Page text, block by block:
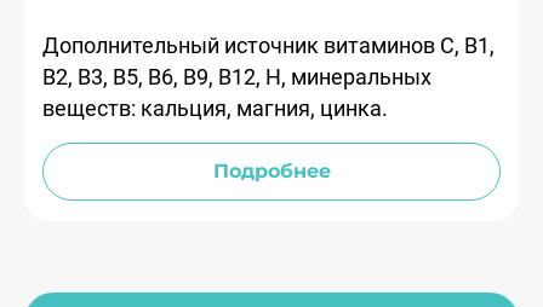
Дополнительный источник витаминов C, B1,
B2, B3, B5, B6, B9, B12, H, минеральных
веществ: кальция, магния, цинка.
Подробнее